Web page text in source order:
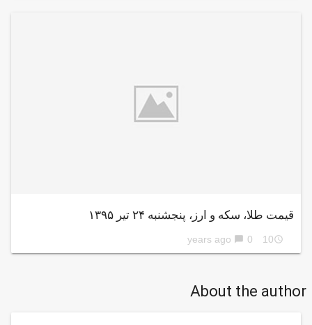
قیمت طلا، سکه و ارز، پنجشنبه ۲۴ تیر ۱۳۹۵
access_time
10 years ago
chat_bubble 0
About the author